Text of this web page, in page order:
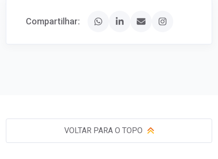
Compartilhar:
VOLTAR PARA O TOPO